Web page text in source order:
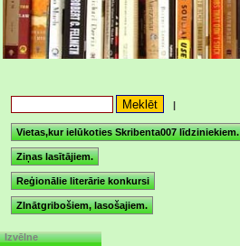
|
Vietas,kur ielūkoties Skribenta007 līdziniekiem.
Ziņas lasītājiem.
Reģionālie literārie konkursi
ZInātgribošiem, lasošajiem.
Izvēlne